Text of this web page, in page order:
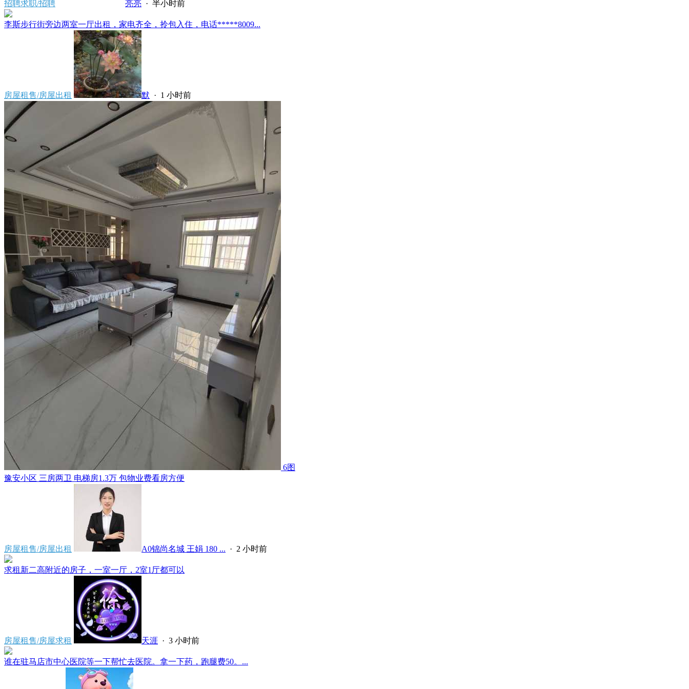
招聘求职/招聘 亮亮 · 半小时前
李斯步行街旁边两室一厅出租，家电齐全，拎包入住，电话*****8009...
房屋租售/房屋出租 默 · 1 小时前
6图
豫安小区 三房两卫 电梯房1.3万 包物业费看房方便
房屋租售/房屋出租 A0锦尚名城 王娟 180 ... · 2 小时前
求租新二高附近的房子，一室一厅，2室1厅都可以
房屋租售/房屋求租 天涯 · 3 小时前
谁在驻马店市中心医院等一下帮忙去医院。拿一下药，跑腿费50。...